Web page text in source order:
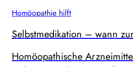
Homöopathie hilft
Selbstmedikation – wann
Homöopathische